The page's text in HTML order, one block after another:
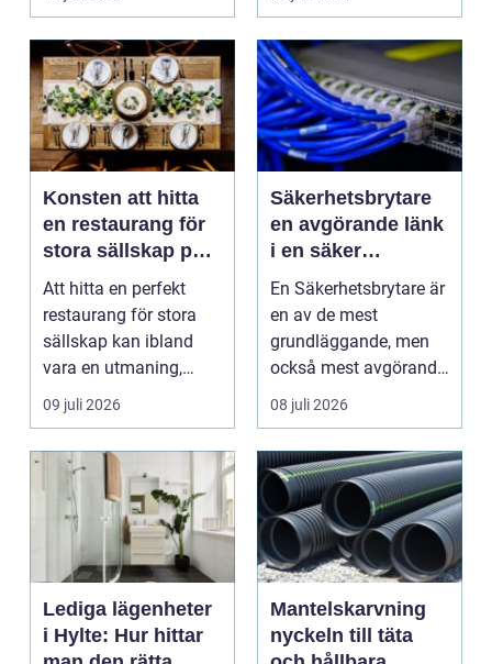
formb...
personlig vä...
Konsten att hitta
en restaurang för
stora sällskap på
Östermalm i
Stockholm
Att hitta en perfekt
restaurang för stora
sällskap kan ibland
vara en utmaning,
särsk...
09 juli 2026
Säkerhetsbrytare
en avgörande länk
i en säker
elanläggning
En Säkerhetsbrytare är
en av de mest
grundläggande, men
också mest avgörande,
komponenterna i en
ela...
08 juli 2026
Lediga lägenheter
i Hylte: Hur hittar
Mantelskarvning
nyckeln till täta